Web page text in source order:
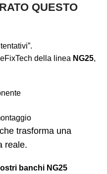
QUESTO
della linea NG25,
trasforma una
reale.
banchi NG25